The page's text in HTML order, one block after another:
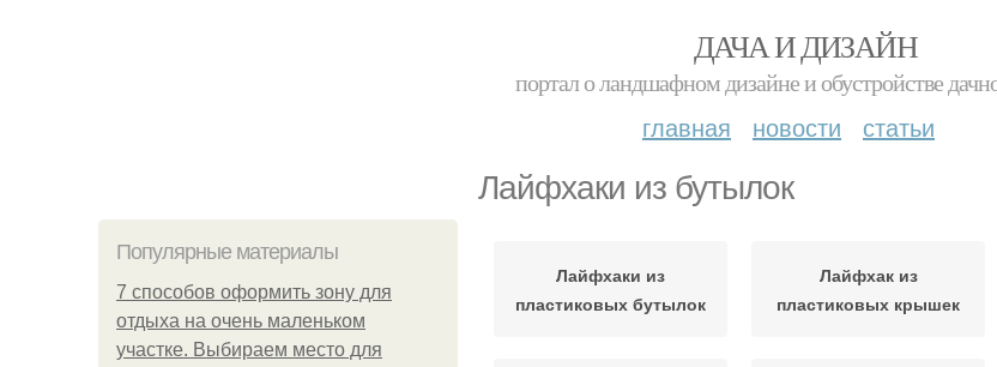
ДАЧА И ДИЗАЙН
портал о ландшафном дизайне и обустройстве
главная новости статьи
Лайфхаки из бутылок
Популярные материалы
7 способов оформить зону для
отдыха на очень маленьком
участке. Выбираем место для
Лайфхаки из
пластиковых бутылок
Лайфхак из
пластиковых крышек